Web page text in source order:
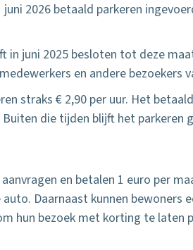
2026 betaald parkeren
in juni 2025 besloten tot deze
en andere bezoekers
straks € 2,90 per uur. Het
die tijden blijft het parkeren
en betalen 1 euro per
Daarnaast kunnen bewoners
hun bezoek met korting te laten